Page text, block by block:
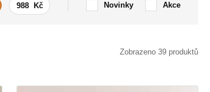
Novinky Akce
Zobrazeno 39 produktů